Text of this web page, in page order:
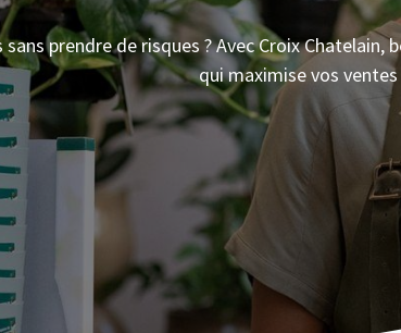
prendre de risques ? Avec Croix Chatelain,
qui maximise vos